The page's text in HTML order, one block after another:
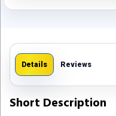
Details Reviews
Short Description